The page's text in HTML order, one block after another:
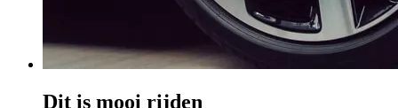
Dit is mooi rijden